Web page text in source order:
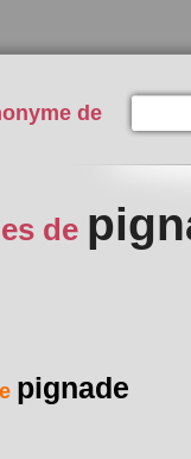
de
de
pignade